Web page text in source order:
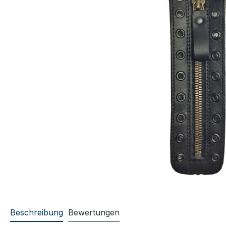
Beschreibung Bewertungen